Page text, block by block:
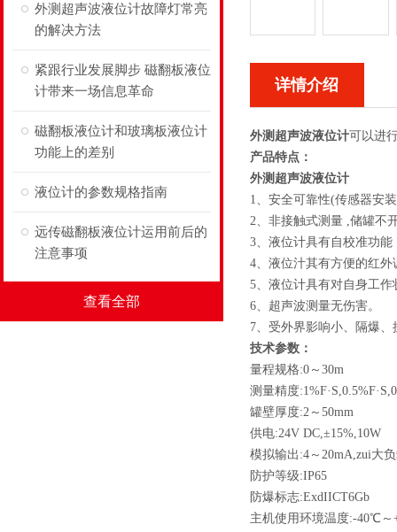
外测超声波液位计故障灯常亮
的解决方法
紧跟行业发展脚步 磁翻板液位
计带来一场信息革命
磁翻板液位计和玻璃板液位计
功能上的差别
液位计的参数规格指南
远传磁翻板液位计运用前后的
注意事项
查看全部
详情介绍
外测超声波液位计可以进
产品特点：
外测超声波液位计
1、安全可靠性(传感器安
2、非接触式测量 ,储罐不
3、液位计具有自校准功
4、液位汁其有方便的红
5、液位计具有对自身工
6、超声波测量无伤害。
7、受外界影响小、隔爆
技术参数：
量程规格:0～30m
测量精度
罐壁厚度:2～50mm
供电:24V DC,±15%,10W
模拟输出:4～20mA,zui大
防护等级:IP65
防爆标志:ExdIICT6Gb
主机使用环境温度:-40℃